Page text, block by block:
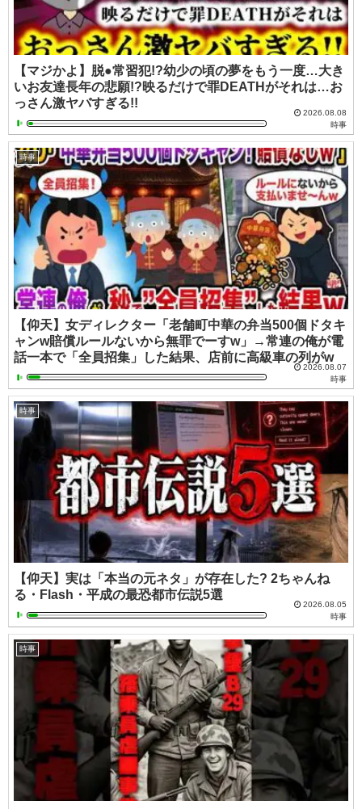
【マジかよ】脱●常習犯!?幼少の頃の夢をもう一度…大き
いお友達長年の悲願!?映るだけで罪DEATHがそれは…お
っさん激ヤバすぎる!!
2026.08.08
時事
時事
【仰天】女ディレクター「老舗町中華の弁当500個ドタキ
ャンw賠償ルールないから無罪でーすw」→常連の俺が電
話一本で「全員招集」した結果、店前に高級車の列がw
2026.08.07
時事
時事
【仰天】実は「本当の元ネタ」が存在した? 2ちゃんね
る・Flash・平成の最恐都市伝説5選
2026.08.05
時事
時事